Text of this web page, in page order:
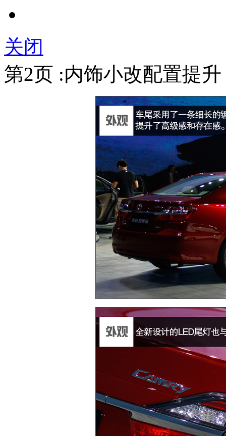
关闭
第2页 :内饰小改配置提升